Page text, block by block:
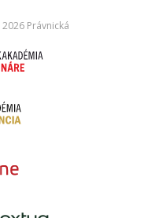
2026 Právnická